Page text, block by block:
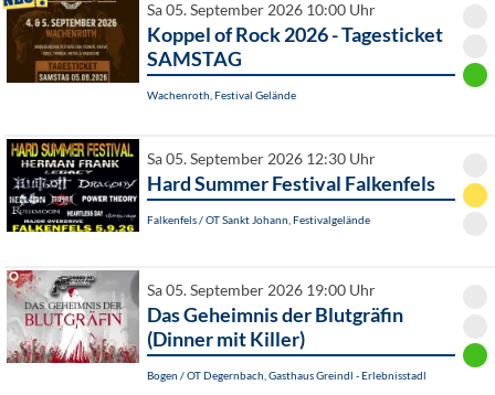
Sa 05. September 2026 10:00 Uhr
Koppel of Rock 2026 - Tagesticket
SAMSTAG
Wachenroth, Festival Gelände
Sa 05. September 2026 12:30 Uhr
Hard Summer Festival Falkenfels
Falkenfels / OT Sankt Johann, Festivalgelände
Sa 05. September 2026 19:00 Uhr
Das Geheimnis der Blutgräfin
(Dinner mit Killer)
Bogen / OT Degernbach, Gasthaus Greindl - Erlebnisstadl